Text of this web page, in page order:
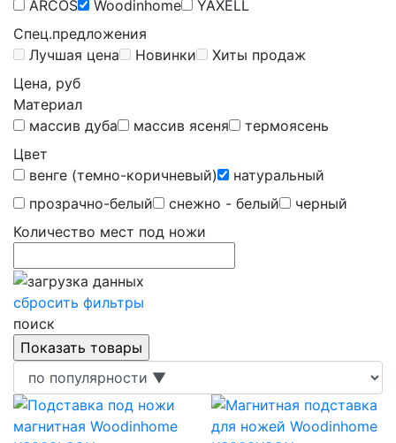
ARCOS Woodinhome
YAXELL
Спец.предложения
Лучшая цена
Новинки
Хиты продаж
Цена, руб
Материал
массив дуба
массив ясеня
термоясень
Цвет
венге (темно-коричневый)
натуральный
прозрачно-белый
снежно - белый
черный
Количество мест под ножи
сбросить фильтры
поиск